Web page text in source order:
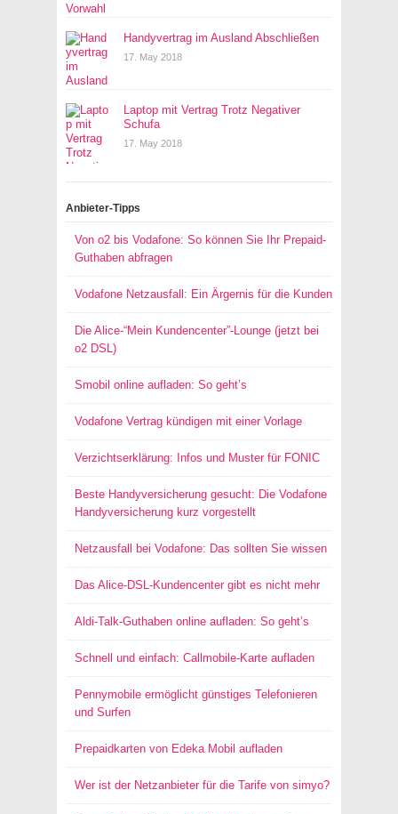
Handyvertrag im Ausland Abschließen
17. May 2018
Laptop mit Vertrag Trotz Negativer
Schufa
17. May 2018
Anbieter-Tipps
Von o2 bis Vodafone: So können Sie Ihr Prepaid-
Guthaben abfragen
Vodafone Netzausfall: Ein Ärgernis für die Kunden
Die Alice-“Mein Kundencenter”-Lounge (jetzt bei
o2 DSL)
Smobil online aufladen: So geht’s
Vodafone Vertrag kündigen mit einer Vorlage
Verzichtserklärung: Infos und Muster für FONIC
Beste Handyversicherung gesucht: Die Vodafone
Handyversicherung kurz vorgestellt
Netzausfall bei Vodafone: Das sollten Sie wissen
Das Alice-DSL-Kundencenter gibt es nicht mehr
Aldi-Talk-Guthaben online aufladen: So geht’s
Schnell und einfach: Callmobile-Karte aufladen
Pennymobile ermöglicht günstiges Telefonieren
und Surfen
Prepaidkarten von Edeka Mobil aufladen
Wer ist der Netzanbieter für die Tarife von simyo?